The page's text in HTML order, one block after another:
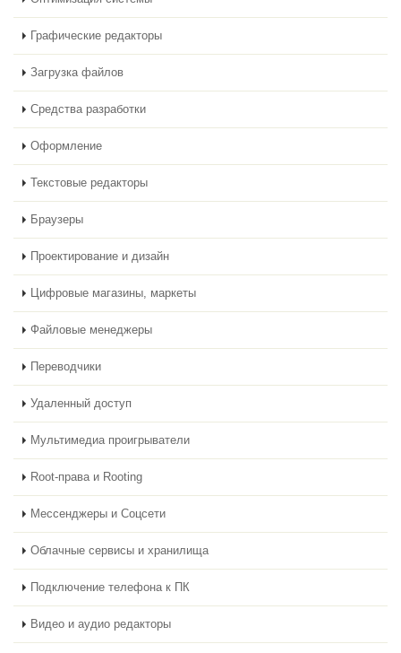
Графические редакторы
Загрузка файлов
Средства разработки
Оформление
Текстовые редакторы
Браузеры
Проектирование и дизайн
Цифровые магазины, маркеты
Файловые менеджеры
Переводчики
Удаленный доступ
Мультимедиа проигрыватели
Root-права и Rooting
Мессенджеры и Соцсети
Облачные сервисы и хранилища
Подключение телефона к ПК
Видео и аудио редакторы